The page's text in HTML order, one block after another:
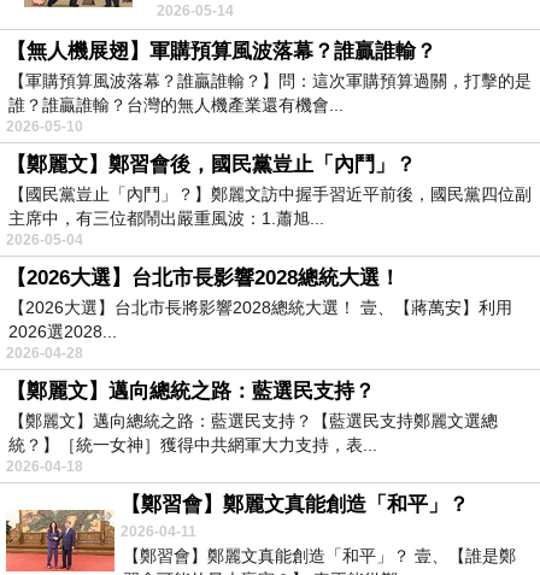
壓伊朗...
2026-05-14
【無人機展翅】軍購預算風波落幕？誰贏誰輸？
【軍購預算風波落幕？誰贏誰輸？】問：這次軍購預算過關，打擊的是
誰？誰贏誰輸？台灣的無人機產業還有機會...
2026-05-10
【鄭麗文】鄭習會後，國民黨豈止「內鬥」？
【國民黨豈止「內鬥」？】鄭麗文訪中握手習近平前後，國民黨四位副
主席中，有三位都鬧出嚴重風波：1.蕭旭...
2026-05-04
【2026大選】台北市長影響2028總統大選！
【2026大選】台北市長將影響2028總統大選！ 壹、【蔣萬安】利用
2026選2028...
2026-04-28
【鄭麗文】邁向總統之路：藍選民支持？
【鄭麗文】邁向總統之路：藍選民支持？【藍選民支持鄭麗文選總
統？】［統一女神］獲得中共網軍大力支持，表...
2026-04-18
【鄭習會】鄭麗文真能創造「和平」？
2026-04-11
【鄭習會】鄭麗文真能創造「和平」？ 壹、【誰是鄭